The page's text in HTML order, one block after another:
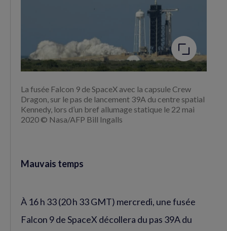
La fusée Falcon 9 de SpaceX avec la capsule Crew
Dragon, sur le pas de lancement 39A du centre spatial
Kennedy, lors d’un bref allumage statique le 22 mai
2020 © Nasa/AFP Bill Ingalls
Mauvais temps
À 16 h 33 (20 h 33 GMT) mercredi, une fusée
Falcon 9 de SpaceX décollera du pas 39A du